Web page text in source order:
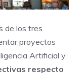
de los tres
proyectos
Artificial y
respecto